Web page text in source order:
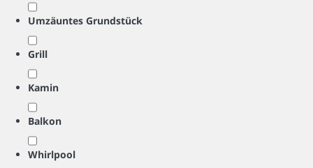
Umzäuntes Grundstück
Grill
Kamin
Balkon
Whirlpool